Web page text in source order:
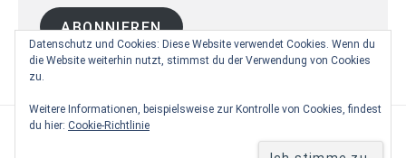
M
a
i
l
A
d
ABONNIEREN
. Powered byWordPressand
Datenschutz und Cookies: Diese Website verwendet Cookies. Wenn du
die Website weiterhin nutzt, stimmst du der Verwendung von Cookies
zu.
Weitere Informationen, beispielsweise zur Kontrolle von Cookies, findest
du hier: Cookie-Richtlinie